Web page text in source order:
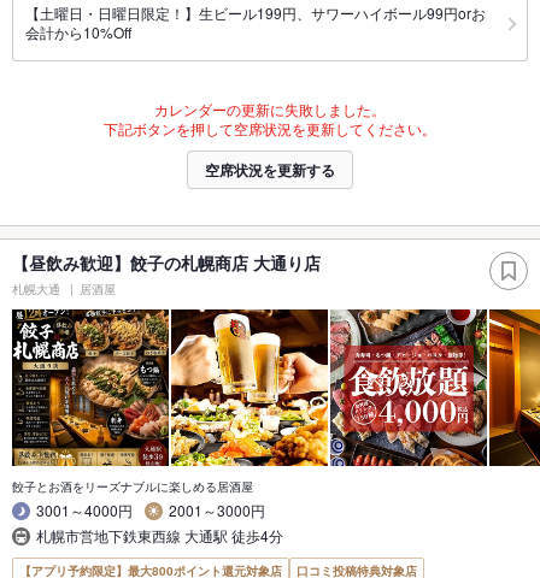
【土曜日・日曜日限定！】生ビール199円、サワーハイボール99円orお
会計から10%Off
カレンダーの更新に失敗しました。
下記ボタンを押して空席状況を更新してください。
空席状況を更新する
【昼飲み歓迎】餃子の札幌商店 大通り店
札幌大通 居酒屋
餃子とお酒をリーズナブルに楽しめる居酒屋
3001～4000円
2001～3000円
札幌市営地下鉄東西線 大通駅 徒歩4分
【アプリ予約限定】最大800ポイント還元対象店 口コミ投稿特典対象店